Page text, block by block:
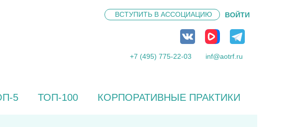
ВСТУПИТЬ В АССОЦИАЦИЮ ВОЙТИ
+7 (495) 775-22-03 inf@aotrf.ru
5 ТОП-100 КОРПОРАТИВНЫЕ ПРАКТИКИ